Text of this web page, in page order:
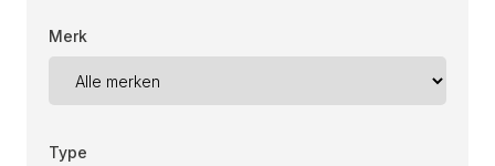
Merk
Type